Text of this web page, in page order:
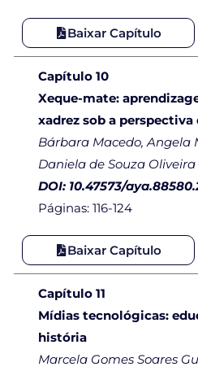
Baixar Capítulo
Capítulo 10
Xeque-mate:
xadrez sob a
Bárbara Macedo, Angela
Daniela de Souza
DOI: 10.47573/
Páginas: 116-124
Baixar Capítulo
Capítulo 11
Mídias tecnológicas:
história
Marcela Gomes Soares